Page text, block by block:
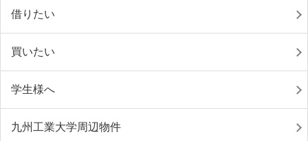
借りたい
買いたい
学生様へ
九州工業大学周辺物件